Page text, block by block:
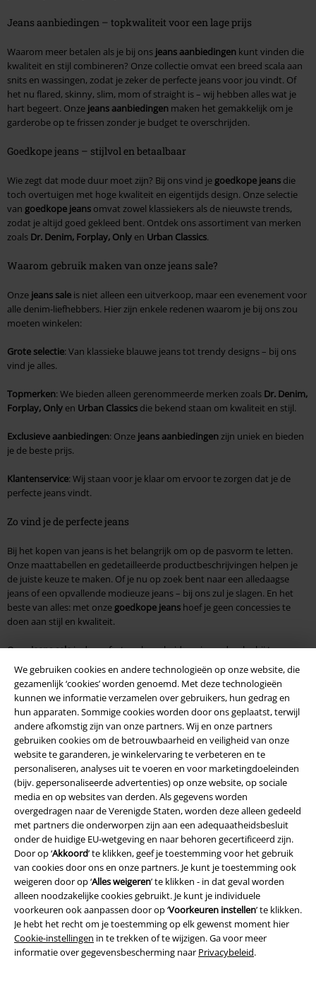
We gebruiken cookies en andere technologieën op onze website, die
gezamenlijk ‘cookies’ worden genoemd. Met deze technologieën
kunnen we informatie verzamelen over gebruikers, hun gedrag en
hun apparaten. Sommige cookies worden door ons geplaatst, terwijl
andere afkomstig zijn van onze partners. Wij en onze partners
gebruiken cookies om de betrouwbaarheid en veiligheid van onze
website te garanderen, je winkelervaring te verbeteren en te
personaliseren, analyses uit te voeren en voor marketingdoeleinden
(bijv. gepersonaliseerde advertenties) op onze website, op sociale
media en op websites van derden. Als gegevens worden
overgedragen naar de Verenigde Staten, worden deze alleen gedeeld
met partners die onderworpen zijn aan een adequaatheidsbesluit
onder de huidige EU-wetgeving en naar behoren gecertificeerd zijn.
Door op ‘Akkoord’ te klikken, geef je toestemming voor het gebruik
van cookies door ons en onze partners. Je kunt je toestemming ook
weigeren door op ‘Alles weigeren’ te klikken - in dat geval worden
alleen noodzakelijke cookies gebruikt. Je kunt je individuele
voorkeuren ook aanpassen door op ‘Voorkeuren instellen’ te klikken.
Je hebt het recht om je toestemming op elk gewenst moment hier
Cookie-instellingen in te trekken of te wijzigen. Ga voor meer
informatie over gegevensbescherming naar Privacybeleid.
Jeans aanbiedingen – topkwaliteit voor een lage prijs
Waarom meer betalen als je bij ons jeans aanbiedingen kunt vinden die
kwaliteit en stijl combineren? Onze collectie omvat een breed scala aan
snits en wassingen, zodat je zeker de perfecte jeans voor jou vindt. Of
het nu flared, skinny, slim, mom of straight is – wij hebben alles wat je
hart begeert. Onze jeans aanbiedingen maken het gemakkelijk om je
garderobe op te frissen zonder je budget te overschrijden.
Goedkope jeans – stijlvol en betaalbaar
Wie zegt dat mode duur moet zijn? Bij ons vind je goedkope jeans die
toch overtuigen met hoge kwaliteit en eigentijds design. Onze selectie
van goedkope jeans omvat zowel klassiekers als de nieuwste trends,
zodat je altijd goed gekleed bent. Ontdek ons assortiment van merken
zoals Dr. Denim, Forplay, Only en Urban Classics.
Waarom gebruik maken van onze jeans sale?
Onze jeans sale is niet alleen een uitverkoop, maar een evenement voor
alle denim-liefhebbers. Hier zijn enkele redenen waarom je bij ons zou
moeten winkelen:
Grote selectie: Van klassieke blauwe jeans tot trendy designs – bij ons
vind je alles.
Topmerken: We bieden alleen gerenommeerde merken zoals Dr. Denim,
Forplay, Only en Urban Classics die bekend staan om kwaliteit en stijl.
Exclusieve aanbiedingen: Onze jeans aanbiedingenzijn uniek en bieden
je de beste prijs.
Klantenservice: Wij staan voor je klaar om ervoor te zorgen dat je de
perfecte jeans vindt.
Zo vind je de perfecte jeans
Bij het kopen van jeans is het belangrijk om op de pasvorm te letten.
Onze maattabellen en gedetailleerde productbeschrijvingen helpen je
de juiste keuze te maken. Of je nu op zoek bent naar een alledaagse
jeans of een opvallende modieuze jeans – bij ons zul je slagen. En het
beste van alles: met onze goedkope jeans hoef je geen concessies te
doen aan stijl en kwaliteit.
Onzejeans saleis de perfecte gelegenheid om je garderobe bij te
werken. Blader door onze aanbiedingen en vind jouw nieuwe favoriete
jeans. Kwaliteit, stijl en onverslaanbare prijzen – dat is ons belofte aan
jou. Dus waar wacht je nog op? Ontdek nu onzejeans aanbiedingen
scoor de beste
goedkope jeans online. Veel plezier met winkelen!
15%
korting
E-mailnieuwsbrief
Meld je aan en ontvang een code voor 15%
korting!Meer info
Ik geef hierbij toestemming om de Large-nieuwsbrief te ontvangen en ga
ermee akkoord dat Large Popmerchandising B.V. mijn persoonsgegevens
verwerkt om mij regelmatig te informeren over producten. Mijn
persoonsgegevens worden verwerkt in overeenstemming met de
bepalingen van hetPrivacybeleid. Ik kan mijn toestemming te allen tijde
intrekken, bijvoorbeeld door op de ‘afmelden’-link te klikken.
Hierkan ik me afmelden voor de nieuwsbrief.